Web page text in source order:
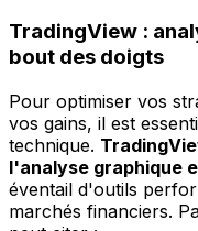
TradingView :
bout des doigts
Pour optimiser vos
vos gains, il est
technique.
l'analyse graphique
éventail d'outils
marchés financiers.